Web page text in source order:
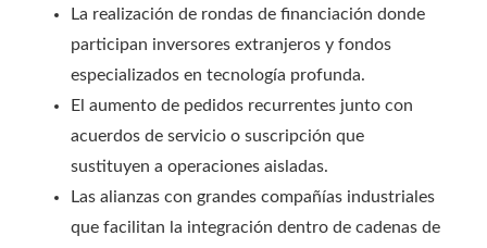
La realización de rondas de financiación donde
participan inversores extranjeros y fondos
especializados en tecnología profunda.
El aumento de pedidos recurrentes junto con
acuerdos de servicio o suscripción que
sustituyen a operaciones aisladas.
Las alianzas con grandes compañías industriales
que facilitan la integración dentro de cadenas de